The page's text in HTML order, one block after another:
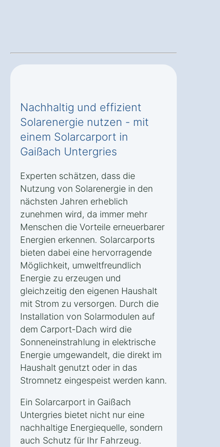
Nachhaltig und effizient
Solarenergie nutzen - mit
einem Solarcarport in
Gaißach Untergries
Experten schätzen, dass die
Nutzung von Solarenergie in den
nächsten Jahren erheblich
zunehmen wird, da immer mehr
Menschen die Vorteile erneuerbarer
Energien erkennen. Solarcarports
bieten dabei eine hervorragende
Möglichkeit, umweltfreundlich
Energie zu erzeugen und
gleichzeitig den eigenen Haushalt
mit Strom zu versorgen. Durch die
Installation von Solarmodulen auf
dem Carport-Dach wird die
Sonneneinstrahlung in elektrische
Energie umgewandelt, die direkt im
Haushalt genutzt oder in das
Stromnetz eingespeist werden kann.
Ein Solarcarport in Gaißach
Untergries bietet nicht nur eine
nachhaltige Energiequelle, sondern
auch Schutz für Ihr Fahrzeug.